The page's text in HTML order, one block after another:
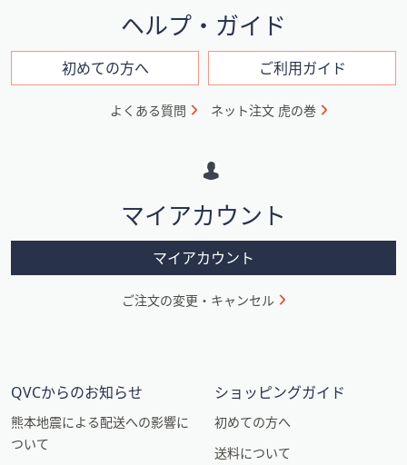
ン
ン
ヘルプ・ガイド
初めての方へ ご利用ガイド
よくある質問 ネット注文 虎の巻
マイアカウント
マイアカウント
ご注文の変更・キャンセル
QVCからのお知らせ
熊本地震による配送への影響に
ついて
ショッピングガイド
初めての方へ
送料について